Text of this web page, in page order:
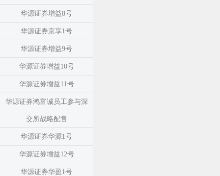
华源证券增益8号
华源证券京享1号
华源证券增益9号
华源证券增益10号
华源证券增益11号
华源证券鸿富诚员工参与深
交所战略配售
华源证券华源1号
华源证券增益12号
华源证券华盈1号